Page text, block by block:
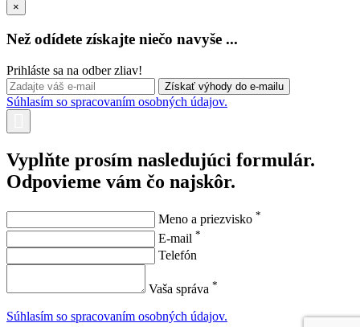
×
Než odídete získajte niečo navyše ...
Prihláste sa na odber zliav!
Súhlasím so spracovaním osobných údajov.
Vyplňte prosím nasledujúci formulár.
Odpovieme vám čo najskôr.
Meno a priezvisko *
E-mail *
Telefón
Vaša správa *
Súhlasím so spracovaním osobných údajov.